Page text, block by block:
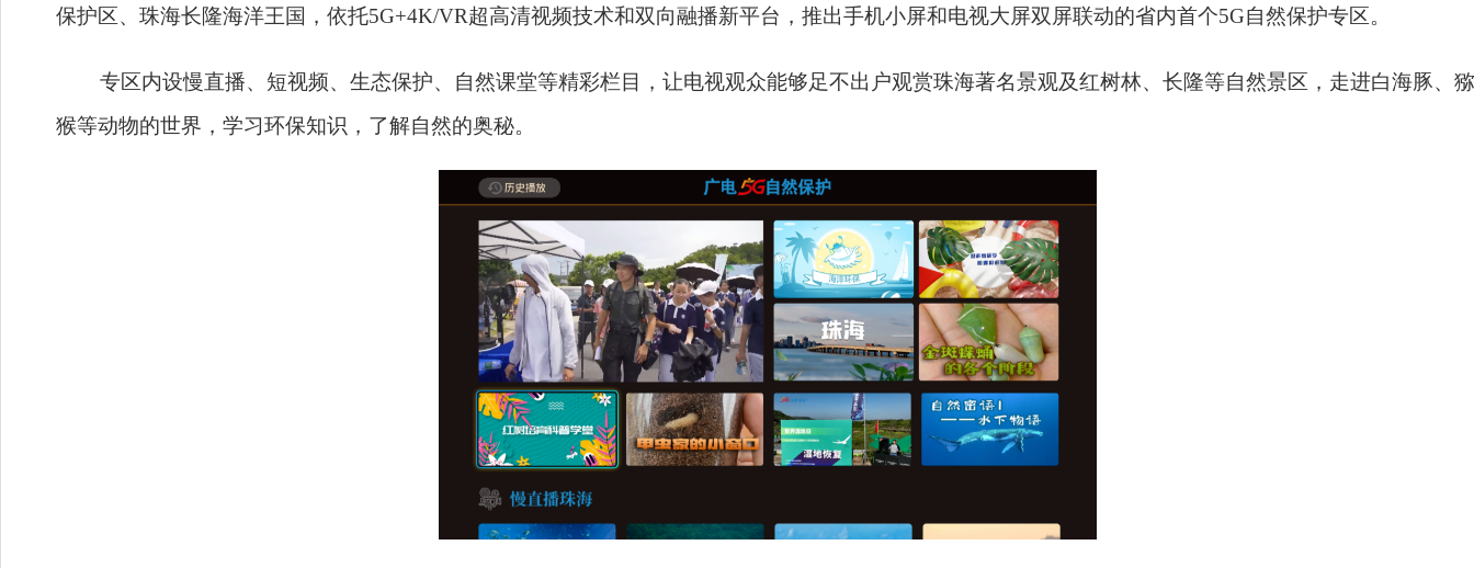
保护区、珠海长隆海洋王国，依托5G+4K/VR超高清视频技术和双向融播新平台，推出手机小屏和电视大屏双屏联动的省内首个5G自然保护专区。
专区内设慢直播、短视频、生态保护、自然课堂等精彩栏目，让电视观众能够足不出户观赏珠海著名景观及红树林、长隆等自然景区，走进白海豚、猕
猴等动物的世界，学习环保知识，了解自然的奥秘。